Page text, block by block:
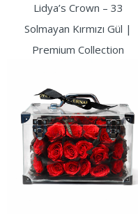
Lidya’s Crown – 33
Solmayan Kırmızı Gül |
Premium Collection